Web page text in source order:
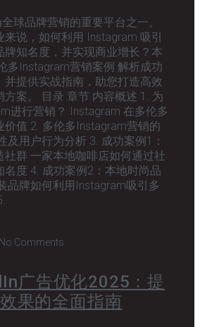
球品牌营销的重要平台之一。
说，如何利用 Instagram 吸引
牌知名度，并实现商业增长？本
多Instagram营销案例 解析成功
并提供实战指南，助您打造高效
方案。 目录 章节 内容概述 1. 为
进行营销？ Instagram 在多伦多
价值 2. 多伦多Instagram营销的
及用户行为分析 3. 成功案例1：
社群 一家本地咖啡店如何通过社
名度 4. 成功案例2：本地时尚品
品牌如何利用Instagram吸引多
No Comments
广告优化2025：提
果的全面指南